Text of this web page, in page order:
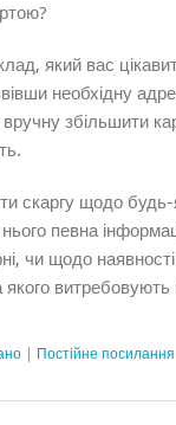
який вас
необхідну
збільшити
скаргу щодо будь-
певна
чи щодо
якого
Постійне посилання